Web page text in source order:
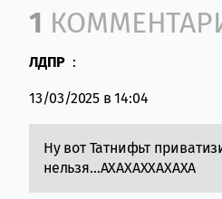
Comment
1
ЛДПР :
13/03/2025 в 14:04
Ну вот Татнифьт
нельзя…АХАХАХХАХАХА